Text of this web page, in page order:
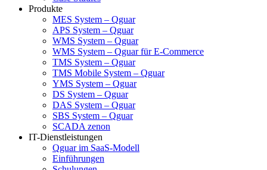
Produkte
MES System – Qguar
APS System – Qguar
WMS System – Qguar
WMS System – Qguar für E-Commerce
TMS System – Qguar
TMS Mobile System – Qguar
YMS System – Qguar
DS System – Qguar
DAS System – Qguar
SBS System – Qguar
SCADA zenon
IT-Dienstleistungen
Qguar im SaaS-Modell
Einführungen